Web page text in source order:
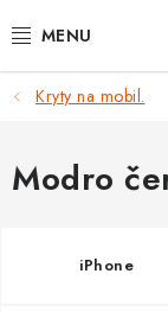
na
KRYTY NA MOBIL.
OCHRANA
Kryty na mobil.
Modro
iPhone